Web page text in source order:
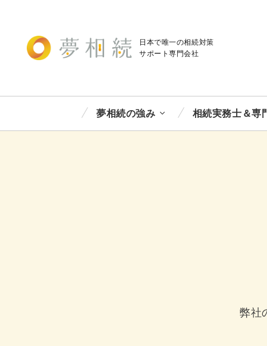
日本で唯一の相続対策
サポート専門会社
夢相続の強み 相続実務士＆専
弊社